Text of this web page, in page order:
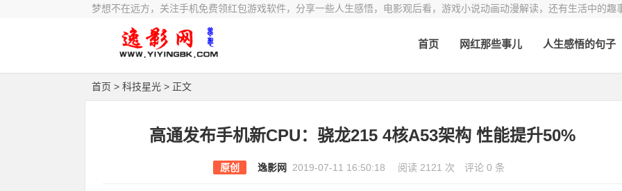
梦想不在远方，关注手机免费领红包游戏软件，分享一些人生感悟，电影观后看，游戏小说动画动漫解读，还有生活中的趣
首页 网红那些事儿 人生感悟的句子
首页 > 科技星光 > 正文
高通发布手机新CPU：骁龙215 4核A53架构 性能提升50%
原创 逸影网 2019-07-11 16:50:18 阅读 2121 次 评论 0 条